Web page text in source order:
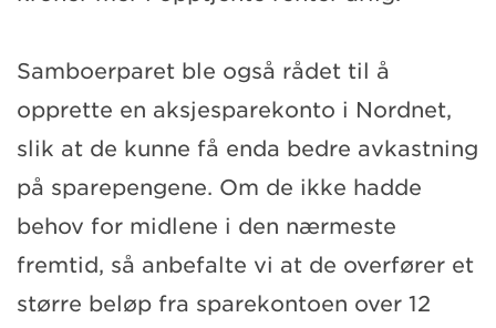
Samboerparet ble også rådet til å
opprette en aksjesparekonto i Nordnet,
slik at de kunne få enda bedre avkastning
på sparepengene. Om de ikke hadde
behov for midlene i den nærmeste
fremtid, så anbefalte vi at de overfører et
større beløp fra sparekontoen over 12